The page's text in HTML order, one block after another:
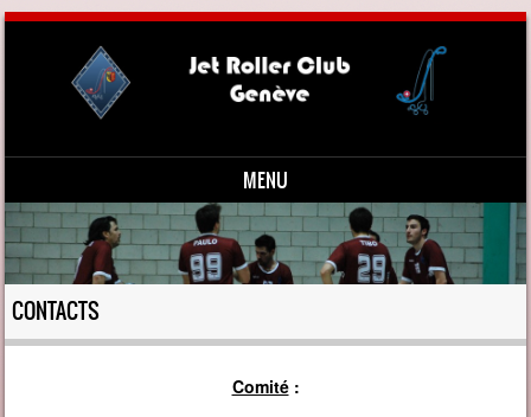
MENU
Skip to content
CONTACTS
Comité: